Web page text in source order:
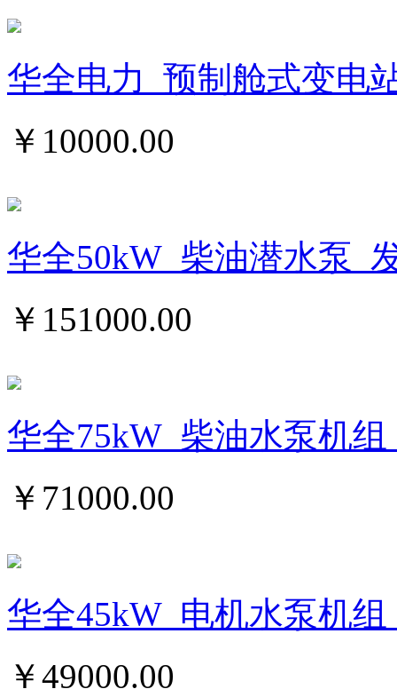
华全电力_预制舱式变电
￥ 10000.00
华全50kW_柴油潜水泵_
￥ 151000.00
华全75kW_柴油水泵机
￥ 71000.00
华全45kW_电机水泵机
￥49000.00